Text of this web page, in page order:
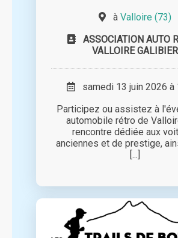
à Valloire (73)
ASSOCIATION AUTO
VALLOIRE GALIBIER
samedi 13 juin 2026 à
Participez ou assistez à
automobile rétro de
rencontre dédiée aux
anciennes et de prestige,
[...]